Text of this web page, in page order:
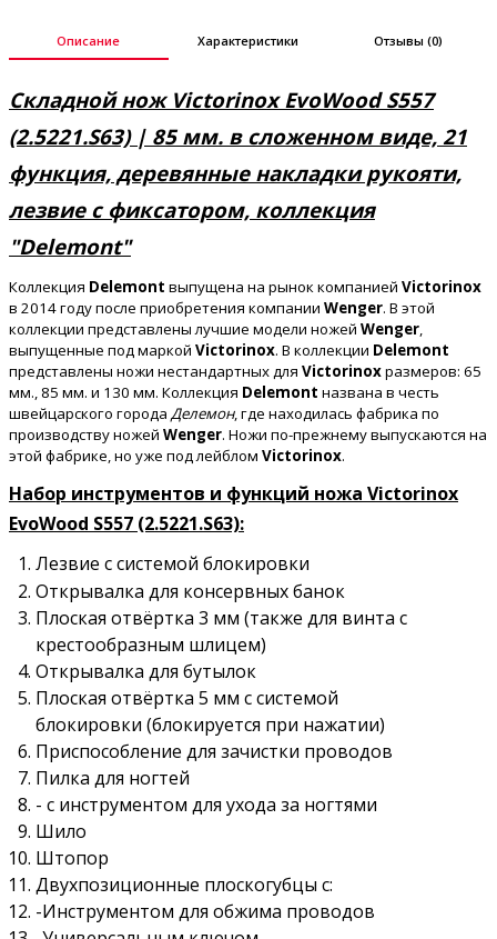
Описание Характеристики Отзывы (0)
Складной нож Victorinox EvoWood S557
(2.5221.S63) | 85 мм. в сложенном виде, 21
функция, деревянные накладки рукояти,
лезвие с фиксатором, коллекция
"Delemont"
Коллекция Delemont выпущена на рынок компанией Victorinox
в 2014 году после приобретения компании Wenger. В этой
коллекции представлены лучшие модели ножей Wenger,
выпущенные под маркой Victorinox. В коллекции Delemont
представлены ножи нестандартных для Victorinoxразмеров: 65
мм., 85 мм. и 130 мм. Коллекция Delemont названа в честь
швейцарского города Делемон, где находилась фабрика по
производству ножей Wenger. Ножи по-прежнему выпускаются на
этой фабрике, но уже под лейблом Victorinox.
Набор инструментов и функций ножа Victorinox
EvoWood S557 (2.5221.S63):
Лезвие с системой блокировки
Открывалка для консервных банок
Плоская отвёртка 3 мм (также для винта с
крестообразным шлицем)
Открывалка для бутылок
Плоская отвёртка 5 мм с системой
блокировки (блокируется при нажатии)
Приспособление для зачистки проводов
Пилка для ногтей
- с инструментом для ухода за ногтями
Шило
Штопор
Двухпозиционные плоскогубцы с:
-Инструментом для обжима проводов